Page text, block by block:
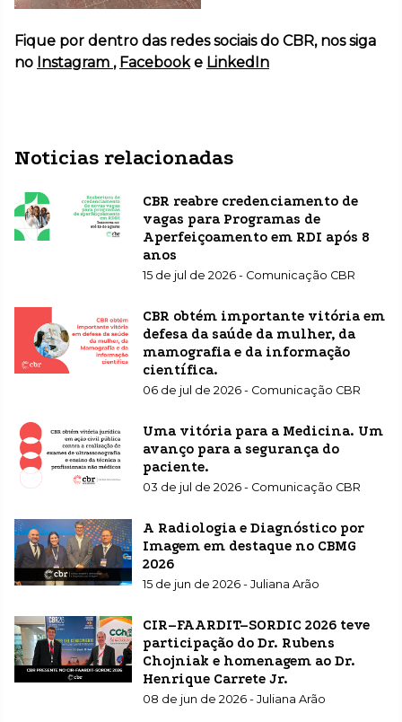
Fique por dentro das redes sociais do CBR, nos siga
no Instagram , Facebooke LinkedIn
Noticias relacionadas
CBR reabre credenciamento de
vagas para Programas de
Aperfeiçoamento em RDI após 8
anos
15 de jul de 2026 - Comunicação CBR
CBR obtém importante vitória em
defesa da saúde da mulher, da
mamografia e da informação
científica.
06 de jul de 2026 - Comunicação CBR
Uma vitória para a Medicina. Um
avanço para a segurança do
paciente.
03 de jul de 2026 - Comunicação CBR
A Radiologia e Diagnóstico por
Imagem em destaque no CBMG
2026
15 de jun de 2026 - Juliana Arão
CIR–FAARDIT–SORDIC 2026 teve
participação do Dr. Rubens
Chojniak e homenagem ao Dr.
Henrique Carrete Jr.
08 de jun de 2026 - Juliana Arão